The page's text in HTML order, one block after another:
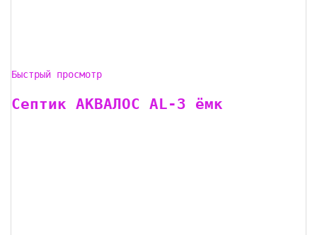
Быстрый просмотр
Септик АКВАЛОС AL-3 ёмк